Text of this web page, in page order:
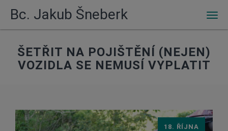
Bc. Jakub Šneberk
ŠETŘIT NA POJIŠTĚNÍ (NEJEN)
VOZIDLA SE NEMUSÍ VYPLATIT
18. ŘÍJNA